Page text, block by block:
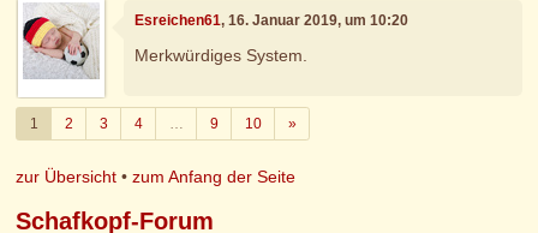
Esreichen61, 16. Januar 2019, um 10:20
Merkwürdiges System.
1 2 3 4 … 9 10 »Weiter
zur Übersicht •zum Anfang der Seite
Schafkopf-Forum